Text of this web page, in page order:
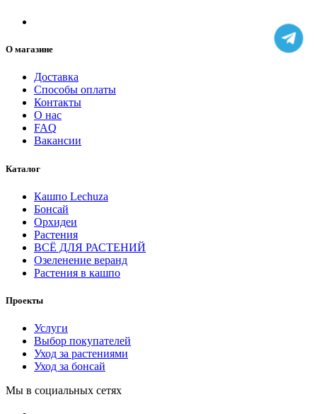
О магазине
Доставка
Способы оплаты
Контакты
О нас
FAQ
Вакансии
Каталог
Кашпо Lechuza
Бонсай
Орхидеи
Растения
ВСЁ ДЛЯ РАСТЕНИЙ
Озеленение веранд
Растения в кашпо
Проекты
Услуги
Выбор покупателей
Уход за растениями
Уход за бонсай
Мы в социальных сетях